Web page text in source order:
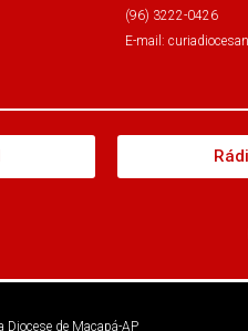
(96) 3222-0426
E-mail:
de Macapá-AP